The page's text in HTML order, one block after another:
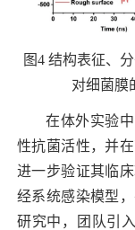
图4 结构表征、
对细菌膜
在体外实验
性抗菌活性，并
进一步验证其临
经系统感染模型
研究中，团队引